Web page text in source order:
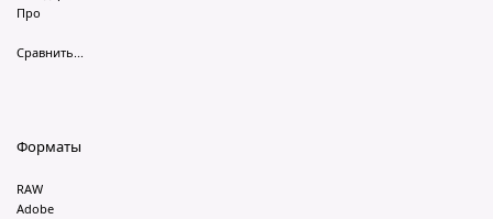
Про
Сравнить...
Форматы
RAW
Adobe